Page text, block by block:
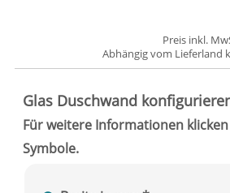
Preis inkl.
Abhängig vom Lieferland